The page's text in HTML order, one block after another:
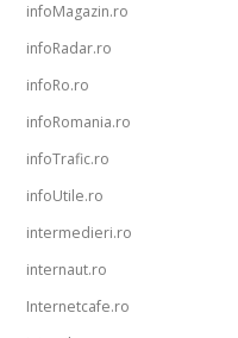
infoMagazin.ro
infoRadar.ro
infoRo.ro
infoRomania.ro
infoTrafic.ro
infoUtile.ro
intermedieri.ro
internaut.ro
Internetcafe.ro